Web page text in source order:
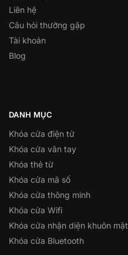
Liên hệ
Câu hỏi thường gặp
Tài khoản
Blog
DANH MỤC
Khóa cửa điện tử
Khóa cửa vân tay
Khóa thẻ từ
Khóa cửa mã số
Khóa cửa thông minh
Khóa cửa Wifi
Khóa cửa nhận diện khuôn mặt
Khóa cửa Bluetooth